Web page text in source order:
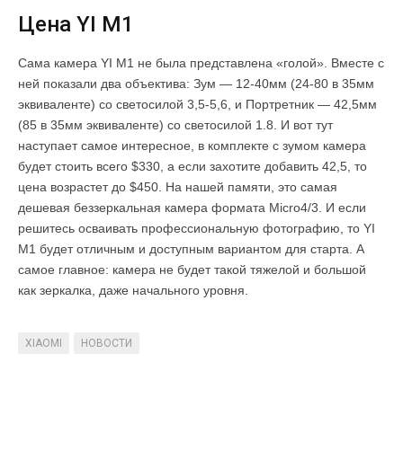
Цена YI M1
Сама камера YI M1 не была представлена «голой». Вместе с
ней показали два объектива: Зум — 12-40мм (24-80 в 35мм
эквиваленте) со светосилой 3,5-5,6, и Портретник — 42,5мм
(85 в 35мм эквиваленте) со светосилой 1.8. И вот тут
наступает самое интересное, в комплекте с зумом камера
будет стоить всего $330, а если захотите добавить 42,5, то
цена возрастет до $450. На нашей памяти, это самая
дешевая беззеркальная камера формата Micro4/3. И если
решитесь осваивать профессиональную фотографию, то YI
M1 будет отличным и доступным вариантом для старта. А
самое главное: камера не будет такой тяжелой и большой
как зеркалка, даже начального уровня.
XIAOMI НОВОСТИ